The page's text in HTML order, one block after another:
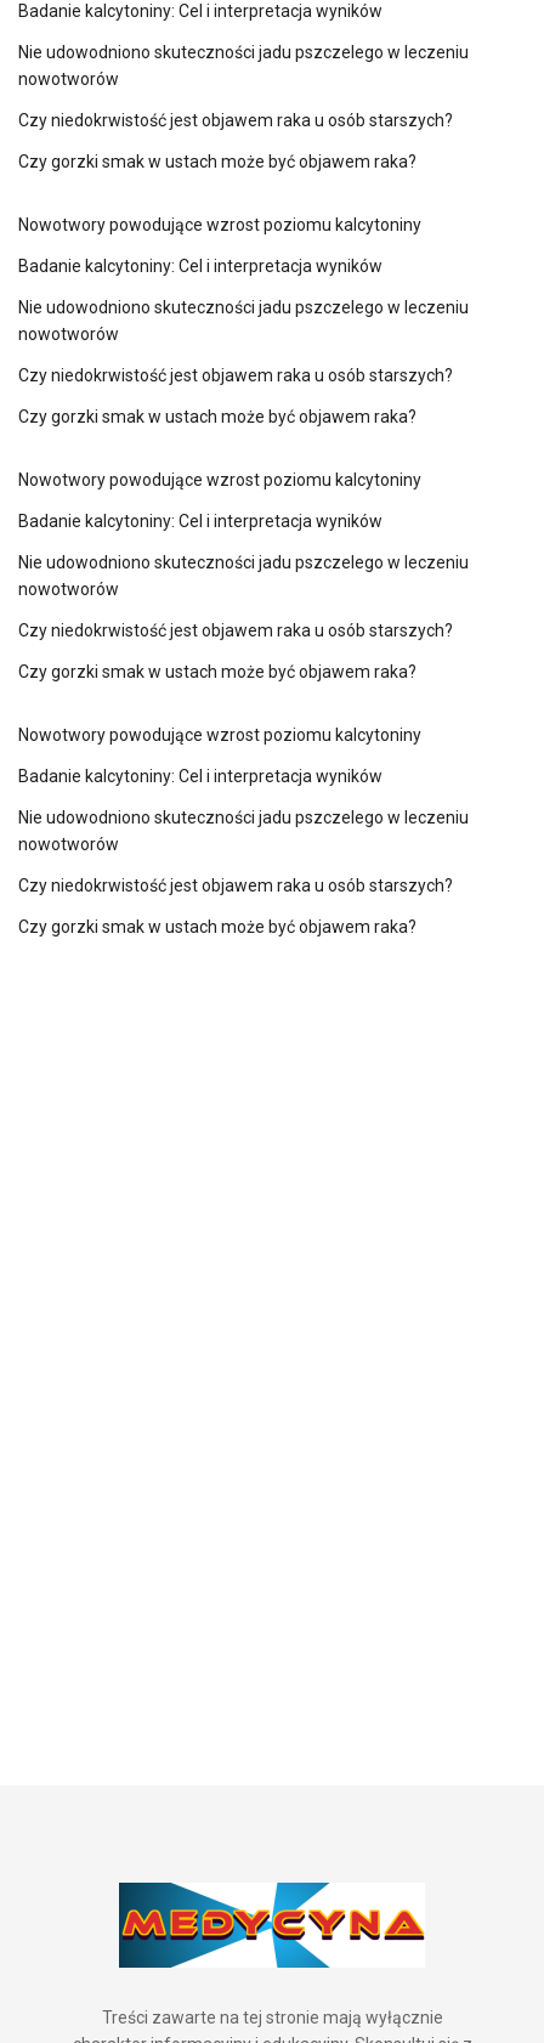
Badanie kalcytoniny: Cel i interpretacja wyników
Nie udowodniono skuteczności jadu pszczelego w leczeniu
nowotworów
Czy niedokrwistość jest objawem raka u osób starszych?
Czy gorzki smak w ustach może być objawem raka?
Nowotwory powodujące wzrost poziomu kalcytoniny
Badanie kalcytoniny: Cel i interpretacja wyników
Nie udowodniono skuteczności jadu pszczelego w leczeniu
nowotworów
Czy niedokrwistość jest objawem raka u osób starszych?
Czy gorzki smak w ustach może być objawem raka?
Nowotwory powodujące wzrost poziomu kalcytoniny
Badanie kalcytoniny: Cel i interpretacja wyników
Nie udowodniono skuteczności jadu pszczelego w leczeniu
nowotworów
Czy niedokrwistość jest objawem raka u osób starszych?
Czy gorzki smak w ustach może być objawem raka?
Nowotwory powodujące wzrost poziomu kalcytoniny
Badanie kalcytoniny: Cel i interpretacja wyników
Nie udowodniono skuteczności jadu pszczelego w leczeniu
nowotworów
Czy niedokrwistość jest objawem raka u osób starszych?
Czy gorzki smak w ustach może być objawem raka?
Treści zawarte na tej stronie mają wyłącznie